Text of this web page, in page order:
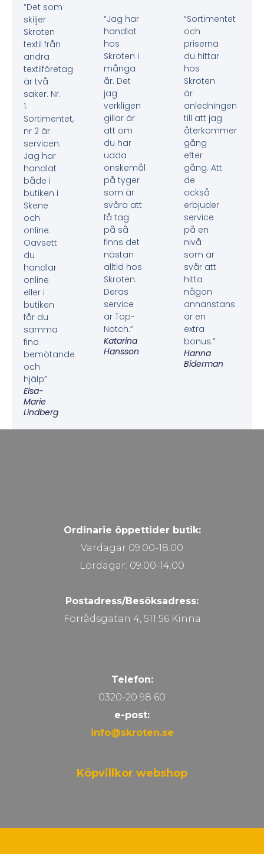
“Det som
skiljer
Skroten
textil från
andra
textilföretag
är två
saker. Nr.
1.
Sortimentet,
nr 2 är
servicen.
Jag har
handlat
både i
butiken i
Skene
och
online.
Oavsett
du
handlar
online
eller i
butiken
får du
samma
fina
bemötande
och
hjälp”
Elsa-
Marie
Lindberg
“Jag har
handlat
hos
Skroten i
många
år. Det
jag
verkligen
gillar är
att om
du har
udda
önskemål
på tyger
som är
svåra att
få tag
på så
finns det
nästan
alltid hos
Skroten.
Deras
service
är Top-
Notch.”
Katarina
Hansson
“Sortimentet
och
priserna
du hittar
hos
Skroten
är
anledningen
till att jag
återkommer
gång
efter
gång. Att
de
också
erbjuder
service
på en
nivå
som är
svår att
hitta
någon
annanstans
är en
extra
bonus.”
Hanna
Biderman
Ordinarie öppettider butik:
Vardagar 09.00-18.00
Lördagar: 09.00-14.00
Postadress/Besöksadress:
Förrådsgatan 4, 511 56 Kinna
Telefon:
0320-20 98 60
e-post:
info@skroten.se
Köpvillkor webshop